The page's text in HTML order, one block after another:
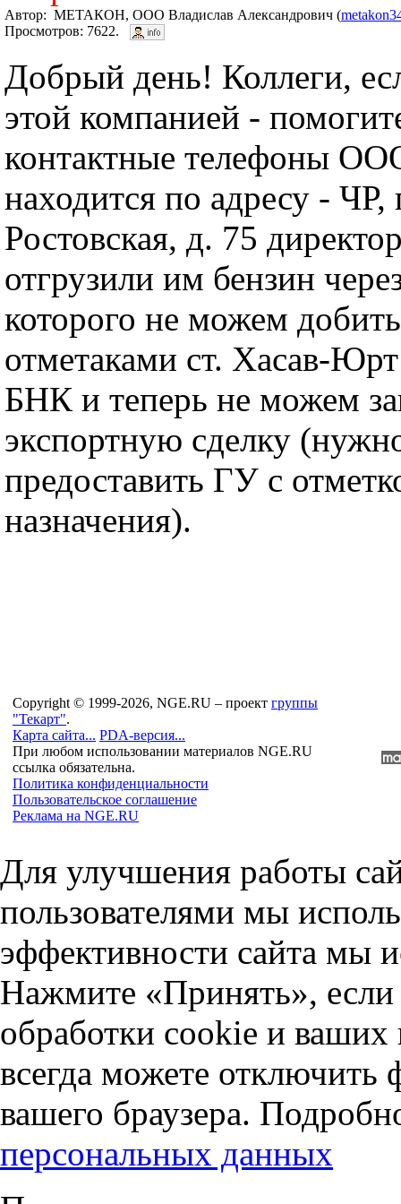
Автор: МЕТАКОН, ООО Владислав Александрович (
Просмотров: 7622.
Добрый день! Коллеги,
этой компанией -
контактные телефоны
находится по адресу - ЧР,
Ростовская, д. 75
отгрузили им бензин
которого не можем
отметаками ст. Хасав-Юрт
БНК и теперь не можем
экспортную сделку
предоставить ГУ с
назначения).
Copyright © 1999-2026, NGE.RU – проект группы
"Текарт".
Карта сайта... PDA-версия...
При любом использовании материалов NGE.RU
ссылка обязательна.
Политика конфиденциальности
Пользовательское соглашение
Реклама на NGE.RU
Для улучшения работы
пользователями мы
эффективности сайта мы
Нажмите «Принять», если
обработки cookie и
всегда можете отключить
вашего браузера.
персональных данных